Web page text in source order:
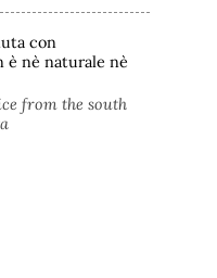
21:45
notizie
un piano B per
dell’area a
con
è nè naturale nè
from the south